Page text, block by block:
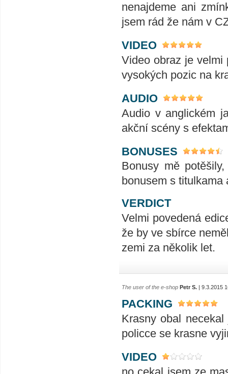
nenajdeme ani
jsem rád že nám v
VIDEO
Video obraz je velmi
vysokých pozic na
AUDIO
Audio v anglickém
akční scény s
BONUSES
Bonusy mě
bonusem s
VERDICT
Velmi povedená
že by ve sbírce
zemi za několik let.
The user of the e-shop Petr S. | 9.3.2015
PACKING
Krasny obal
policce se krasne
VIDEO